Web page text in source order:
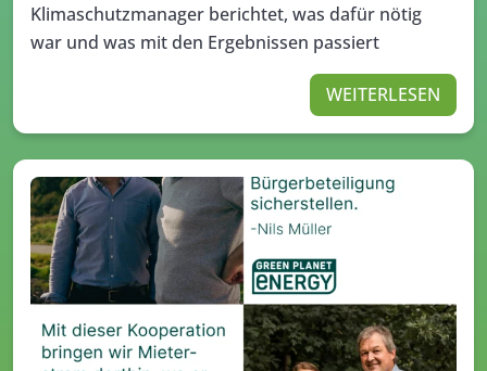
Klimaschutzmanager berichtet, was dafür nötig
war und was mit den Ergebnissen passiert
WEITERLESEN